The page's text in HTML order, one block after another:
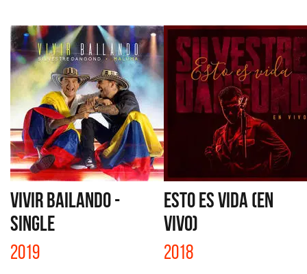
VIVIR BAILANDO -
SINGLE
2019
ESTO ES VIDA (EN
VIVO)
2018